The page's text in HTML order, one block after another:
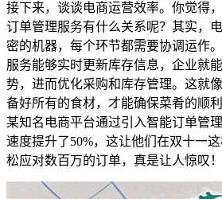
接下来，谈谈电商运营效率。你觉得
订单管理服务有什么关系呢？其实，
密的机器，每个环节都需要协调运作
服务能够实时更新库存信息，企业就
势，进而优化采购和库存管理。这就
备好所有的食材，才能确保菜肴的顺
某知名电商平台通过引入智能订单管
速度提升了50%，这让他们在双十一
松应对数百万的订单，真是让人惊叹！